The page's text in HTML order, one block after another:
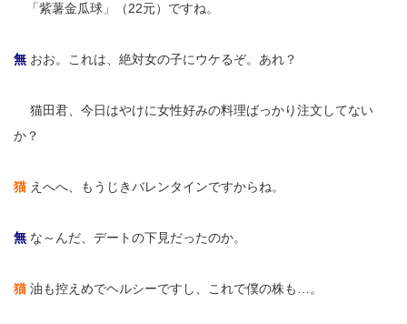
「紫薯金瓜球」（22元）ですね。
無 おお。これは、絶対女の子にウケるぞ。あれ？
猫田君、今日はやけに女性好みの料理ばっかり注文してない
か？
猫 えへへ、もうじきバレンタインですからね。
無 な～んだ、デートの下見だったのか。
猫 油も控えめでヘルシーですし、これで僕の株も…。